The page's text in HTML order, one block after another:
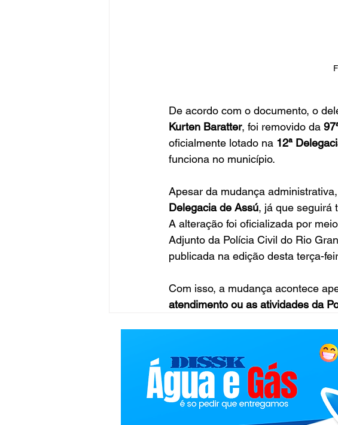
De acordo com o documento, o
Kurten Baratter, foi removido da
oficialmente lotado na 12ª
funciona no município.
Apesar da mudança administrativa,
Delegacia de Assú, já que seguirá
A alteração foi oficializada por
Adjunto da Polícia Civil do Rio
publicada na edição desta terça-
Com isso, a mudança acontece
atendimento ou as atividades da